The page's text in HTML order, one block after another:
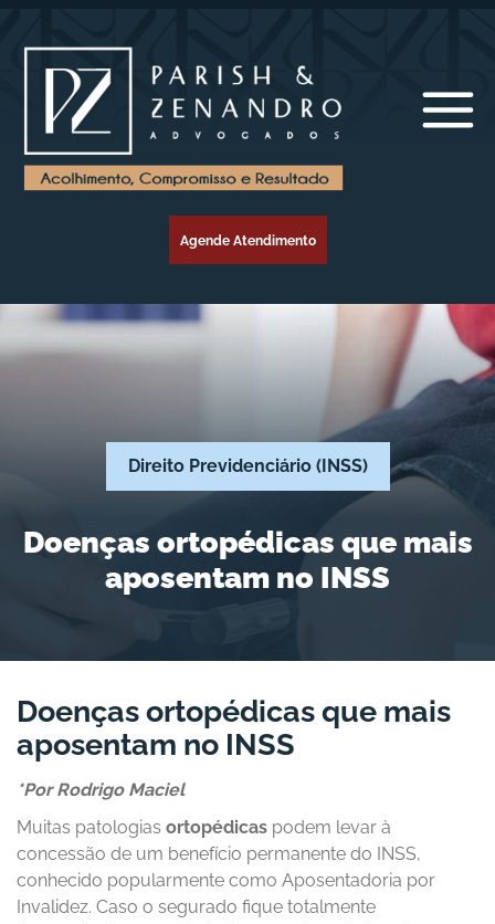
Agende Atendimento
Direito Previdenciário (INSS)
Doenças ortopédicas que mais
aposentam no INSS
Doenças ortopédicas que mais
aposentam no INSS
*Por Rodrigo Maciel
Muitas patologias ortopédicas podem levar à
concessão de um benefício permanente do INSS,
conhecido popularmente como Aposentadoria por
Invalidez. Caso o segurado fique totalmente